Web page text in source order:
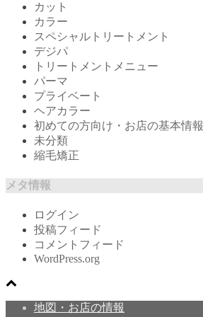
カット
カラー
スペシャルトリートメント
デジパ
トリートメントメニュー
パーマ
プライベート
ヘアカラー
初めての方向け・お店の基本情報
未分類
縮毛矯正
メタ情報
ログイン
投稿フィード
コメントフィード
WordPress.org
地図・お店の情報